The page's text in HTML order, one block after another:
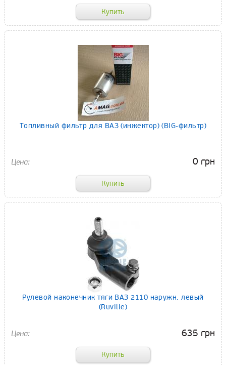
Топливный фильтр для ВАЗ (инжектор) (BIG-фильтр)
0 грн
Рулевой наконечник тяги ВАЗ 2110 наружн. левый
(Ruville)
635 грн